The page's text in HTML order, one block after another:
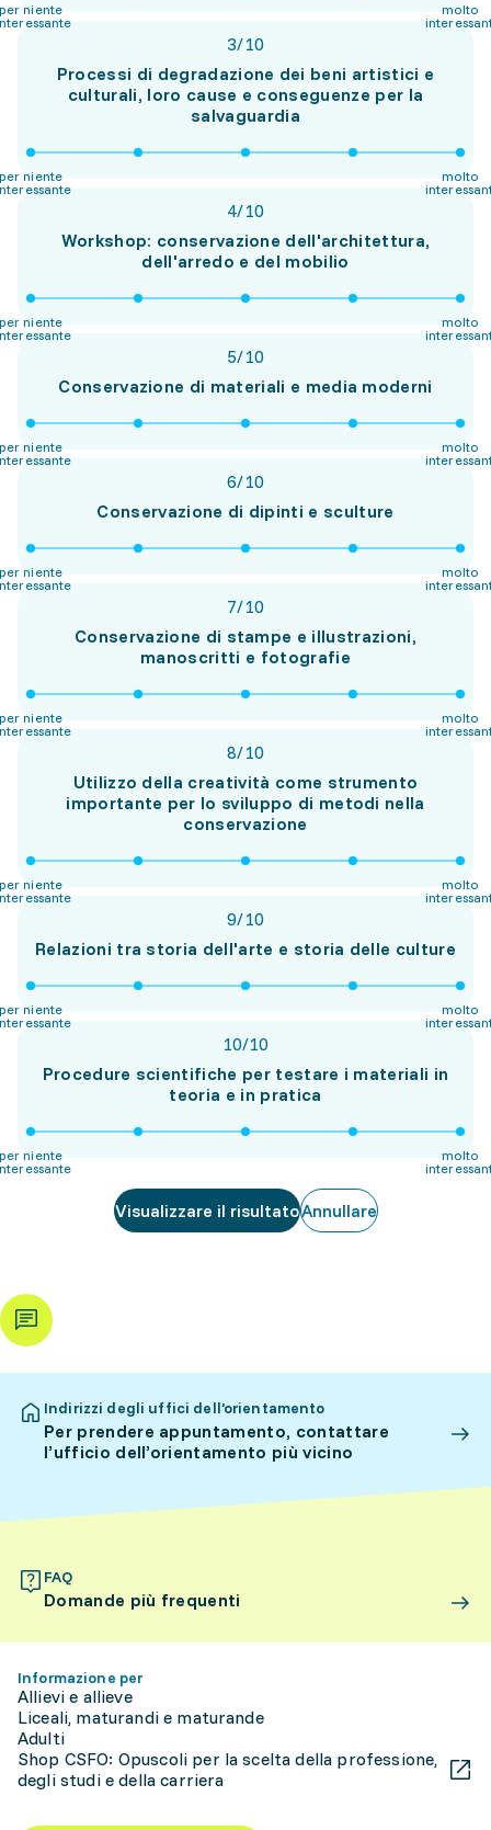
niente
molto
3/10
Processi di degradazione dei beni artistici e
culturali, loro cause e conseguenze per la
salvaguardia
niente
molto
4/10
Workshop: conservazione dell'architettura,
dell'arredo e del mobilio
niente
molto
5/10
Conservazione di materiali e media moderni
niente
molto
6/10
Conservazione di dipinti e sculture
niente
molto
7/10
Conservazione di stampe e illustrazioni,
manoscritti e fotografie
niente
molto
8/10
Utilizzo della creatività come strumento
importante per lo sviluppo di metodi nella
conservazione
niente
molto
9/10
Relazioni tra storia dell'arte e storia delle culture
niente
molto
10/10
Procedure scientifiche per testare i materiali in
teoria e in pratica
niente
molto
Visualizzare il risultatoAnnullare
Indirizzi degli uffici dell’orientamento
Per prendere appuntamento, contattare
l’ufficio dell’orientamento più vicino
FAQ
Domande più frequenti
Informazione per
Allievi e allieve
Liceali, maturandi e maturande
Adulti
Shop CSFO: Opuscoli per la scelta della professione,
degli studi e della carriera